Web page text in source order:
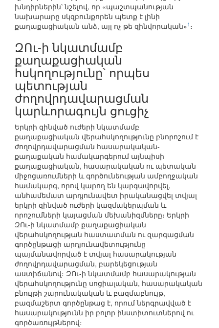
խնդիրներին՝ նշելով, որ «պաշտպանության
նախարարը սկզբունքորեն պետք է լինի
քաղաքացիական անձ, այլ ոչ թե զինվորական»1 ։
ԶՈւ-ի նկատմամբ
քաղաքացիական
հսկողությունը՝ որպես
պետության
ժողովրդավարացման
կարևորագույն ցուցիչ
Երկրի զինված ուժերի նկատմամբ
քաղաքացիական վերահսկողությունը բնորոշում է
ժողովրդավարացման հասարակական-
քաղաքական համակարգերում այնպիսի
քաղաքացիական, հասարակական ու պետական
միջոցառումների և գործունեության ամբողջական
համակարգ, որով կարող են կարգավորվել,
անհամեմատ արդյունավետ իրականացվել տվյալ
երկրի զինված ուժերի կազմակերպման և
որոշումների կայացման մեխանիզմները։ Երկրի
ԶՈւ-ի նկատմամբ քաղաքացիական
վերահսկողության հաստատման ու զարգացման
գործընթացի արդյունավետությունը
պայմանավորված է տվյալ հասարակության
ժողովրդավարացման, բարեկեցության
աստիճանով։ ԶՈւ-ի նկատմամբ հասարակության
վերահսկողությունը սոցիալական, հասարակական
բնույթի շարունակական և բազմաբնույթ,
բազմաշերտ գործընթաց է, որում ներգրավված է
հասարակությունն իր բոլոր ինստիտուտներով ու
գործառույթներով։